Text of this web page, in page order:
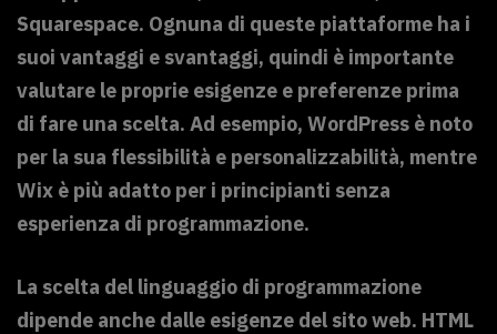
Squarespace. Ognuna di queste piattaforme ha i
suoi vantaggi e svantaggi, quindi è importante
valutare le proprie esigenze e preferenze prima
di fare una scelta. Ad esempio, WordPress è noto
per la sua flessibilità e personalizzabilità, mentre
Wix è più adatto per i principianti senza
esperienza di programmazione.
La scelta del linguaggio di programmazione
dipende anche dalle esigenze del sito web. HTML